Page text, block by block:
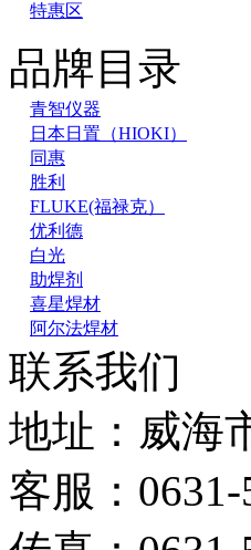
特惠区
品牌目录
青智仪器
日本日置（HIOKI）
同惠
胜利
FLUKE(福禄克）
优利德
白光
助焊剂
喜星焊材
阿尔法焊材
联系我们
地址：威海
客服：0631-